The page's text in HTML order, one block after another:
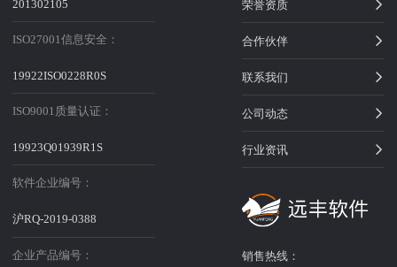
201302105
ISO27001信息安全：
19922ISO0228R0S
ISO9001质量认证：
19923Q01939R1S
软件企业编号：
沪RQ-2019-0388
企业产品编号：
荣誉资质
合作伙伴
联系我们
公司动态
行业资讯
销售热线：